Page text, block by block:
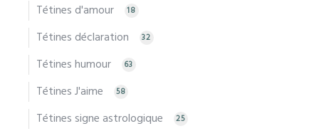
Tétines d'amour 18
Tétines déclaration 32
Tétines humour 63
Tétines J'aime 58
Tétines signe astrologique 25